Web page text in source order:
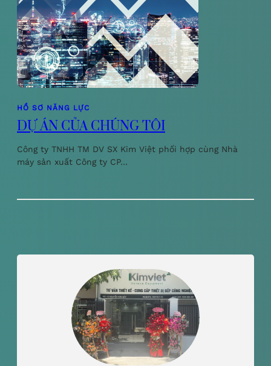
HỒ SƠ NĂNG LỰC
DỰ ÁN CỦA CHÚNG TÔI
Công ty TNHH TM DV SX Kim Việt phối hợp cùng Nhà
máy sản xuất Công ty CP…